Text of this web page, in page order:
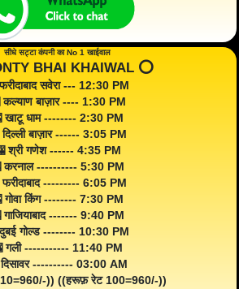
सीधे सट्टा कंपनी का No 1 खाईवाल
BHAI KHAIWAL ⭕️
सवेरा --- 12:30 PM
कल्याण बाज़ार ---- 1:30 PM
खाटू धाम -------- 2:30 PM
बाज़ार ------ 3:05 PM
श्री गणेश ------ 4:35 PM
करनाल ---------- 5:30 PM
--------- 6:05 PM
गोवा किंग -------- 7:30 PM
गाजियाबाद ------- 9:40 PM
गोल्ड -------- 10:30 PM
गली ----------- 11:40 PM
---------- 03:00 AM
10=960/-)) ((हरूफ़ रेट 100=960/-))